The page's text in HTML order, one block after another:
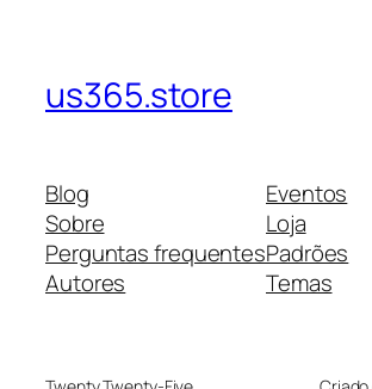
us365.store
Blog
Sobre
Perguntas frequentes
Autores
Eventos
Loja
Padrões
Temas